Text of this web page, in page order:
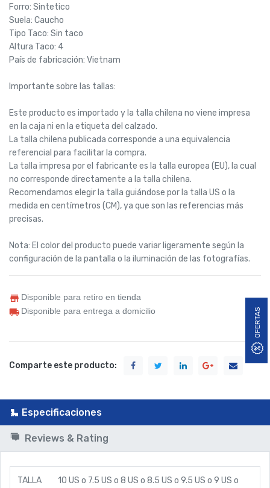
OFERTAS
Forro: Sintetico
Suela: Caucho
Tipo Taco: Sin taco
Altura Taco: 4
País de fabricación: Vietnam
Importante sobre las tallas:
Este producto es importado y la talla chilena no viene impresa
en la caja ni en la etiqueta del calzado.
La talla chilena publicada corresponde a una equivalencia
referencial para facilitar la compra.
La talla impresa por el fabricante es la talla europea (EU), la cual
no corresponde directamente a la talla chilena.
Recomendamos elegir la talla guiándose por la talla US o la
medida en centímetros (CM), ya que son las referencias más
precisas.
Nota: El color del producto puede variar ligeramente según la
configuración de la pantalla o la iluminación de las fotografías.
Disponible para retiro en tienda
Disponible para entrega a domicilio
Comparte este producto:
Especificaciones
Reviews & Rating
TALLA 10 US o 7.5 US o 8 US o 8.5 US o 9.5 US o 9 US o